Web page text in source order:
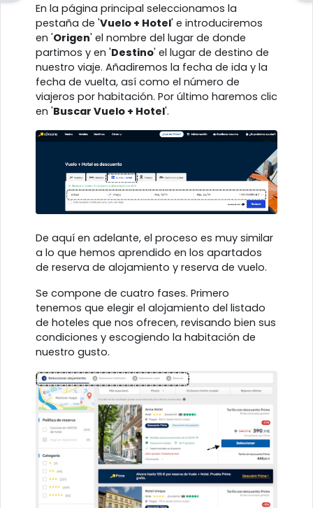
En la página principal seleccionamos la
pestaña de 'Vuelo + Hotel' e introduciremos
en 'Origen' el nombre del lugar de donde
partimos y en 'Destino' el lugar de destino de
nuestro viaje. Añadiremos la fecha de ida y la
fecha de vuelta, así como el número de
viajeros por habitación. Por último haremos clic
en 'Buscar Vuelo + Hotel'.
De aquí en adelante, el proceso es muy similar
a lo que hemos aprendido en los apartados
de reserva de alojamiento y reserva de vuelo.
Se compone de cuatro fases. Primero
tenemos que elegir el alojamiento del listado
de hoteles que nos ofrecen, revisando bien sus
condiciones y escogiendo la habitación de
nuestro gusto.